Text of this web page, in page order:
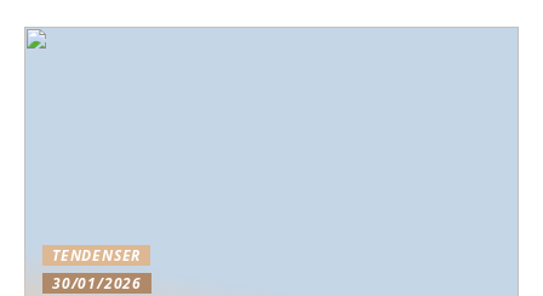
TENDENSER
30/01/2026